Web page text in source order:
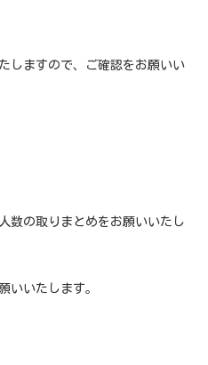
しますので、ご確認をお願いい
数の取りまとめをお願いいたし
いいたします。